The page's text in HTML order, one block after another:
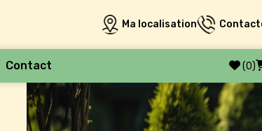
Ma localisation
Contact (0)